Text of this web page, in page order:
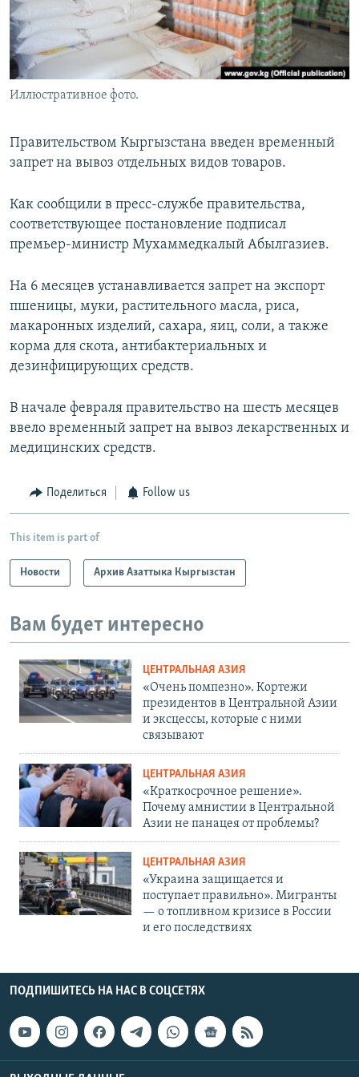
Иллюстративное фото.
Правительством Кыргызстана введен временный
запрет на вывоз отдельных видов товаров.
Как сообщили в пресс-службе правительства,
соответствующее постановление подписал
премьер-министр Мухаммедкалый Абылгазиев.
На 6 месяцев устанавливается запрет на экспорт
пшеницы, муки, растительного масла, риса,
макаронных изделий, сахара, яиц, соли, а также
корма для скота, антибактериальных и
дезинфицирующих средств.
В начале февраля правительство на шесть месяцев
ввело временный запрет на вывоз лекарственных и
медицинских средств.
Поделиться Follow us
This item is part of
Новости Архив Азаттыка Кыргызстан
Вам будет интересно
ЦЕНТРАЛЬНАЯ АЗИЯ
«Очень помпезно». Кортежи
президентов в Центральной Азии
и эксцессы, которые с ними
связывают
ЦЕНТРАЛЬНАЯ АЗИЯ
«Краткосрочное решение».
Почему амнистии в Центральной
Азии не панацея от проблемы?
ЦЕНТРАЛЬНАЯ АЗИЯ
«Украина защищается и
поступает правильно». Мигранты
— о топливном кризисе в России
и его последствиях
ПОДПИШИТЕСЬ НА НАС В СОЦСЕТЯХ